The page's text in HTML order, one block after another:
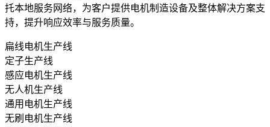
托本地服务网络，为客户提供电机制造设备及整体解决方案支
持，提升响应效率与服务质量。
扁线电机生产线
定子生产线
感应电机生产线
无人机生产线
通用电机生产线
无刷电机生产线